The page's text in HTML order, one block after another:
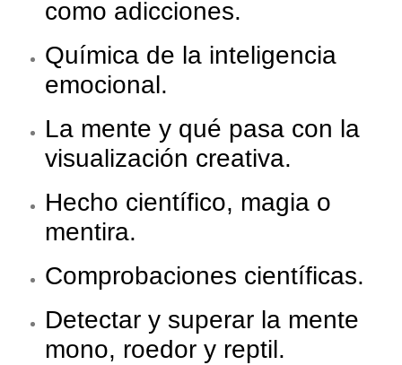
como adicciones.
Química de la inteligencia
emocional.
La mente y qué pasa con la
visualización creativa.
Hecho científico, magia o
mentira.
Comprobaciones científicas.
Detectar y superar la mente
mono, roedor y reptil.